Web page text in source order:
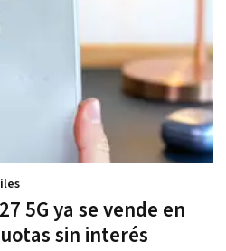
5G ya se vende en
sin interés